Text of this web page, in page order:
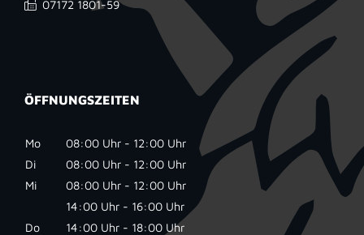
07172 1801-59
ÖFFNUNGSZEITEN
Mo
08:00 Uhr - 12:00 Uhr
Di
08:00 Uhr - 12:00 Uhr
Mi
08:00 Uhr - 12:00 Uhr
14:00 Uhr - 16:00 Uhr
Do
14:00 Uhr - 18:00 Uhr